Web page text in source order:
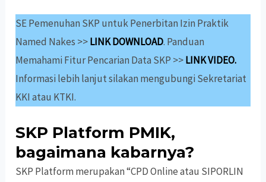
SE Pemenuhan SKP untuk Penerbitan Izin Praktik
Named Nakes >>LINK DOWNLOAD. Panduan
Memahami Fitur Pencarian Data SKP >>LINK VIDEO.
Informasi lebih lanjut silakan mengubungi Sekretariat
KKI atau KTKI.
SKP Platform PMIK,
bagaimana kabarnya?
SKP Platform merupakan “CPD Online atau SIPORLIN